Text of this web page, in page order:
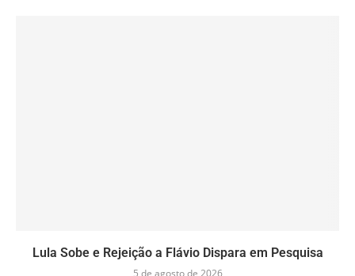
Lula Sobe e Rejeição a Flávio Dispara em Pesquisa